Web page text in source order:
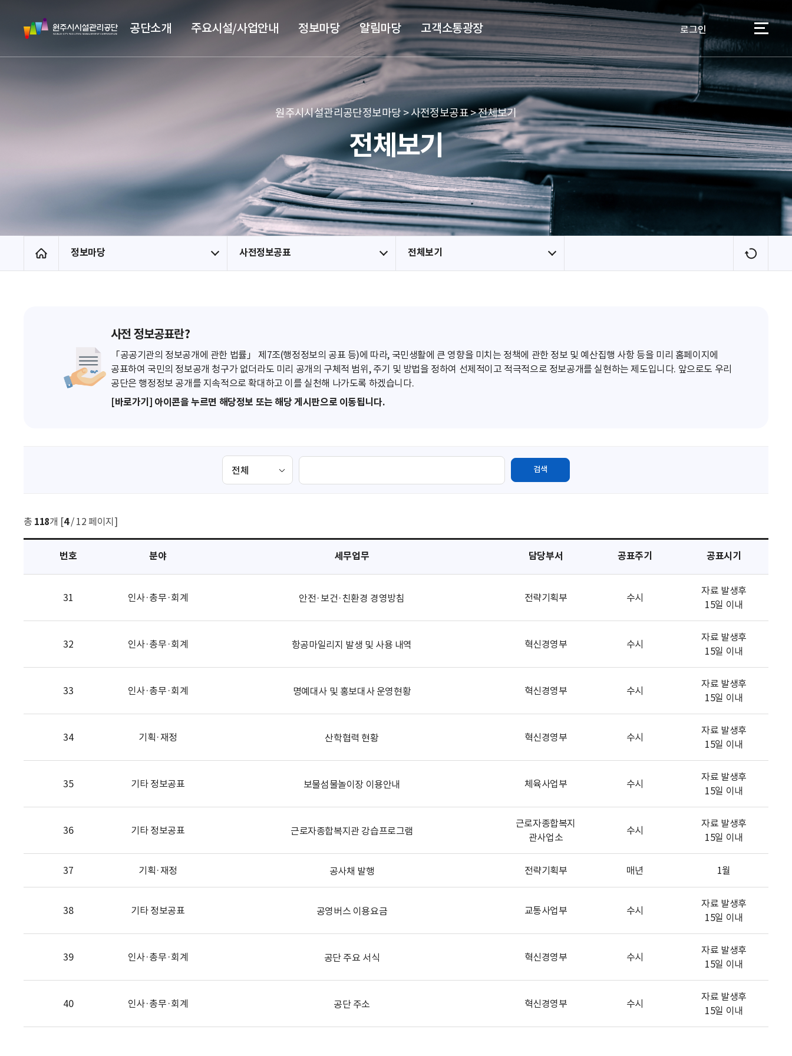
본문 바로가기
메뉴 바로가기
원
주
시
관
단
공단소개 주요시설/사업안내 정보마당 알림마당 고객소통광장 로그인 이용자
원주시시설관리공단정보마당 > 사전정보공표 > 전체보기
전체보기
홈 정보마당 사전정보공표 전체보기
새
로
사전 정보공표란?
「공공기관의 정보공개에 관한 법률」 제7조(행정정보의 공표 등)에 따라, 국민생활에 큰 영향을 미치는 정책에 관한 정보 및 예산집행 사항 등을 미리 홈페이지에
공표하여 국민의 정보공개 청구가 없더라도 미리 공개의 구체적 범위, 주기 및 방법을 정하여 선제적이고 적극적으로 정보공개를 실현하는 제도입니다. 앞으로도 우리
공단은 행정정보 공개를 지속적으로 확대하고 이를 실천해 나가도록 하겠습니다.
[바로가기] 아이콘을 누르면 해당정보 또는 해당 게시판으로 이동됩니다.
검
검색
총 118개 [4/ 12 페이지]
번호 분야 세무업무 담당부서 공표주기 공표시기
31 인사·총무·회계 안전·보건·친환경 경영방침 전략기획부 수시
자료 발생후
15일 이내
32 인사·총무·회계 항공마일리지 발생 및 사용 내역 혁신경영부 수시
자료 발생후
15일 이내
33 인사·총무·회계 명예대사 및 홍보대사 운영현황 혁신경영부 수시
자료 발생후
15일 이내
34 기획·재정 산학협력 현황 혁신경영부 수시
자료 발생후
15일 이내
35 기타 정보공표 보물섬물놀이장 이용안내 체육사업부 수시
자료 발생후
15일 이내
36 기타 정보공표 근로자종합복지관 강습프로그램
근로자종합복지
관사업소
수시
자료 발생후
15일 이내
37 기획·재정 공사채 발행 전략기획부 매년 1월
38 기타 정보공표 공영버스 이용요금 교통사업부 수시
자료 발생후
15일 이내
39 인사·총무·회계 공단 주요 서식 혁신경영부 수시
자료 발생후
15일 이내
40 인사·총무·회계 공단 주소 혁신경영부 수시
자료 발생후
15일 이내